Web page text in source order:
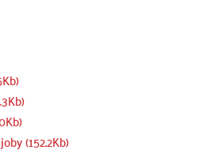
(152.2Kb)